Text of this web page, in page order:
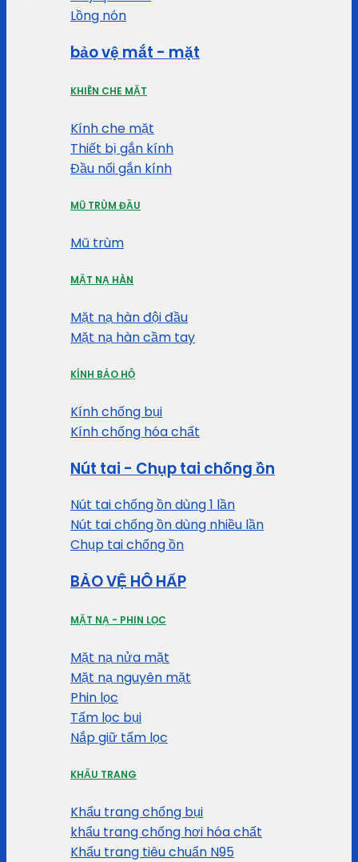
Lồng nón
bảo vệ mắt - mặt
KHIÊN CHE MẶT
Kính che mặt
Thiết bị gắn kính
Đầu nối gắn kính
MŨ TRÙM ĐẦU
Mũ trùm
MẶT NẠ HÀN
Mặt nạ hàn đội đầu
Mặt nạ hàn cầm tay
KÍNH BẢO HỘ
Kính chống bụi
Kính chống hóa chất
Nút tai - Chụp tai chống ồn
Nút tai chống ồn dùng 1 lần
Nút tai chống ồn dùng nhiều lần
Chụp tai chống ồn
BẢO VỆ HÔ HẤP
MẶT NẠ - PHIN LỌC
Mặt nạ nửa mặt
Mặt nạ nguyên mặt
Phin lọc
Tấm lọc bụi
Nắp giữ tấm lọc
KHẨU TRANG
Khẩu trang chống bụi
khẩu trang chống hơi hóa chất
Khẩu trang tiêu chuẩn N95